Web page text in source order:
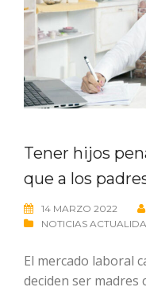
Tener hijos
que a los
14 MARZO 2022
NOTICIAS
El mercado laboral
deciden ser madres